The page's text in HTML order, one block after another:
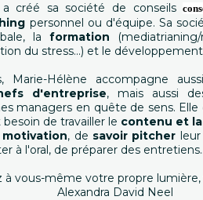
a créé sa société de conseils
personnel ou d'équipe. Sa
la formation
du stress...) et le
Marie-Hélène accompagne
d'entreprise, mais aussi
managers en quête de sens.
de travailler le contenu et
, de savoir pitcher
à l'oral, de préparer des
à vous-même votre propre
Alexandra David Neel